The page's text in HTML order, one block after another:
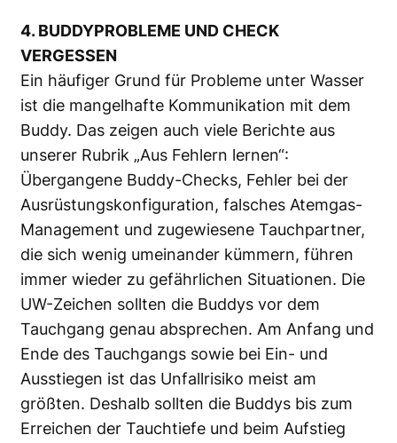
4. BUDDYPROBLEME UND CHECK
VERGESSEN
Ein häufiger Grund für Probleme unter Wasser
ist die mangelhafte Kommunikation mit dem
Buddy. Das zeigen auch viele Berichte aus
unserer Rubrik „Aus Fehlern lernen“:
Übergangene Buddy-Checks, Fehler bei der
Ausrüstungskonfiguration, falsches Atemgas-
Management und zugewiesene Tauchpartner,
die sich wenig umeinander kümmern, führen
immer wieder zu gefährlichen Situationen. Die
UW-Zeichen sollten die Buddys vor dem
Tauchgang genau absprechen. Am Anfang und
Ende des Tauchgangs sowie bei Ein- und
Ausstiegen ist das Unfallrisiko meist am
größten. Deshalb sollten die Buddys bis zum
Erreichen der Tauchtiefe und beim Aufstieg